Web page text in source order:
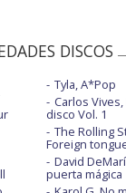
DISCOS
Tyla, A*Pop
Carlos
disco Vol. 1
The Rolling
Foreign
David
puerta mágica